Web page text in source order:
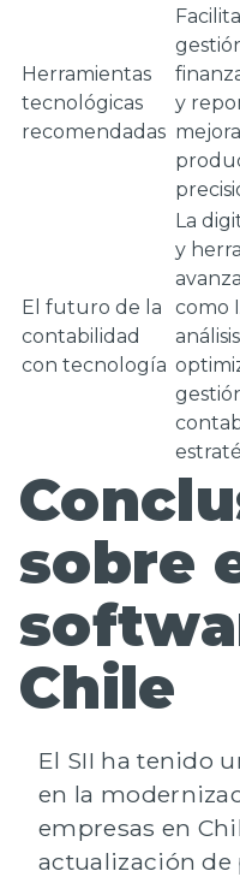
Herramientas
tecnológicas
recomendadas
y
El futuro de la
contabilidad
con tecnología
La
y
como
sobre
Chile
El SII ha tenido
en la
empresas en
actualización